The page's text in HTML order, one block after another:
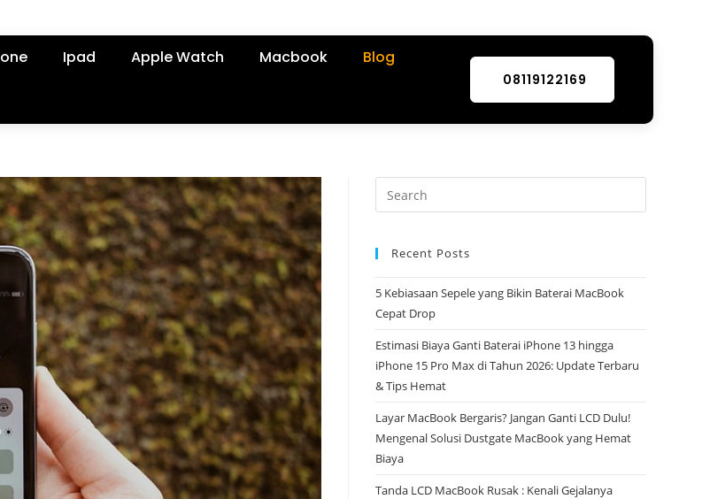
Ipad Apple Watch Macbook Blog
08119122169
Recent Posts
5 Kebiasaan Sepele yang Bikin Baterai MacBook
Cepat Drop
Estimasi Biaya Ganti Baterai iPhone 13 hingga
iPhone 15 Pro Max di Tahun 2026: Update Terbaru
& Tips Hemat
Layar MacBook Bergaris? Jangan Ganti LCD Dulu!
Mengenal Solusi Dustgate MacBook yang Hemat
Biaya
Tanda LCD MacBook Rusak : Kenali Gejalanya